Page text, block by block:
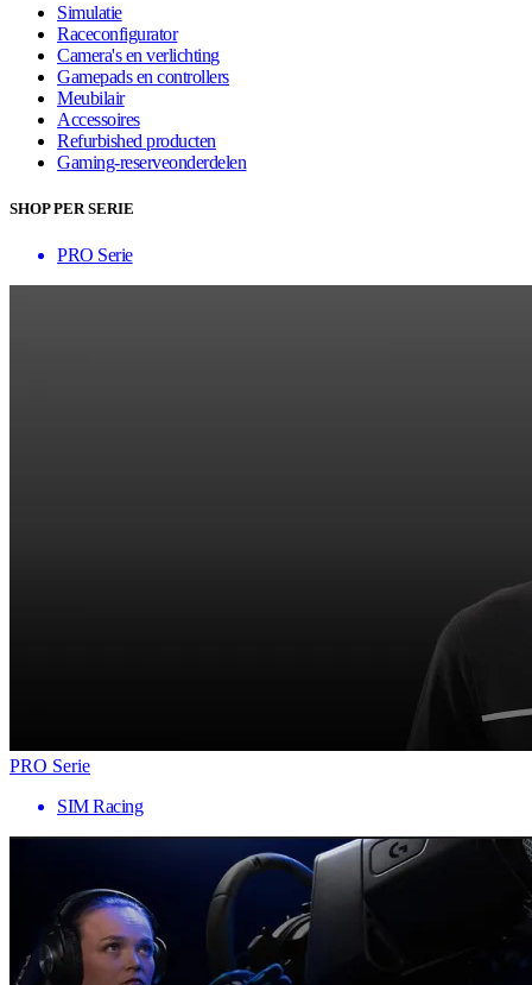
Simulatie
Raceconfigurator
Camera's en verlichting
Gamepads en controllers
Meubilair
Accessoires
Refurbished producten
Gaming-reserveonderdelen
SHOP PER SERIE
PRO Serie
PRO Serie
SIM Racing